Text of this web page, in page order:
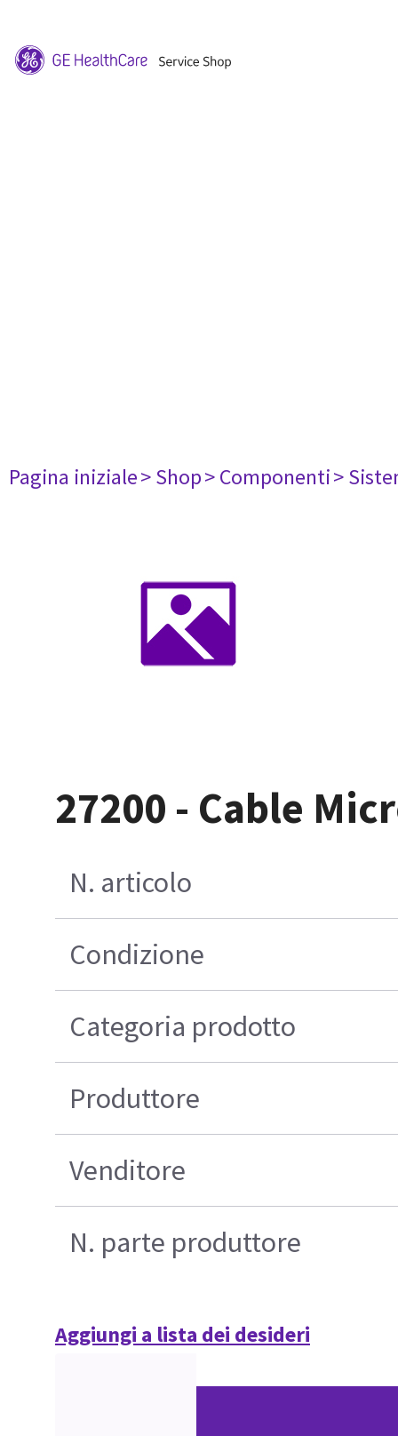
Pagina iniziale> Shop> Componenti>
27200 - Cable
N. articolo
Condizione
Categoria prodotto
Produttore
Venditore
N. parte produttore
Aggiungi a lista dei desideri